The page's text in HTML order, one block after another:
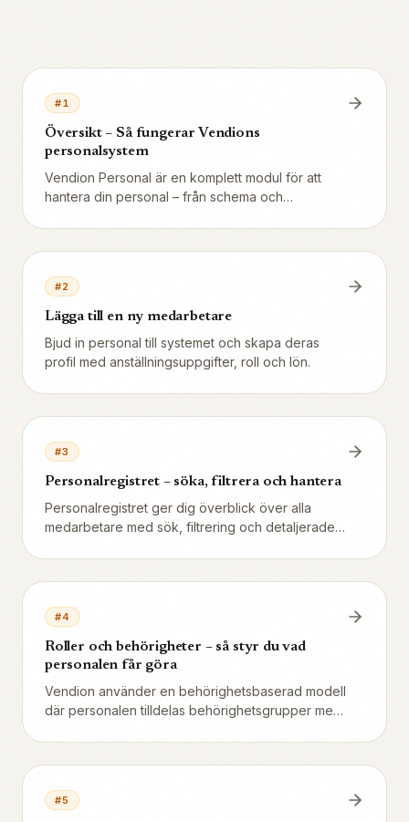
#1
Översikt – Så fungerar Vendions
personalsystem
Vendion Personal är en komplett modul för att
hantera din personal – från schema och
#2
Lägga till en ny medarbetare
Bjud in personal till systemet och skapa deras
profil med anställningsuppgifter, roll och lön.
#3
Personalregistret – söka, filtrera och hantera
Personalregistret ger dig överblick över alla
medarbetare med sök, filtrering och detaljerade
#4
Roller och behörigheter – så styr du vad
personalen får göra
Vendion använder en behörighetsbaserad modell
där personalen tilldelas behörighetsgrupper med
bygg egna med anpassade behörigheter.
#5